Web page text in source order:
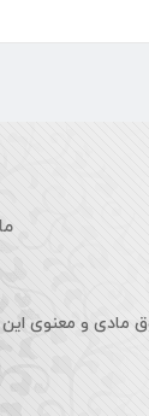
مادی و معنوی